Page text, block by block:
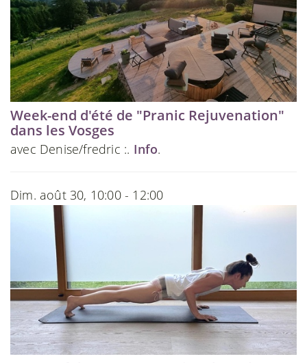
Week-end d'été de "Pranic Rejuvenation"
dans les Vosges
avec Denise/fredric :. Info.
Dim. août 30, 10:00 - 12:00